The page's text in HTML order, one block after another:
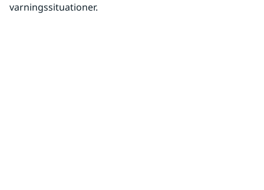
varningssituationer.